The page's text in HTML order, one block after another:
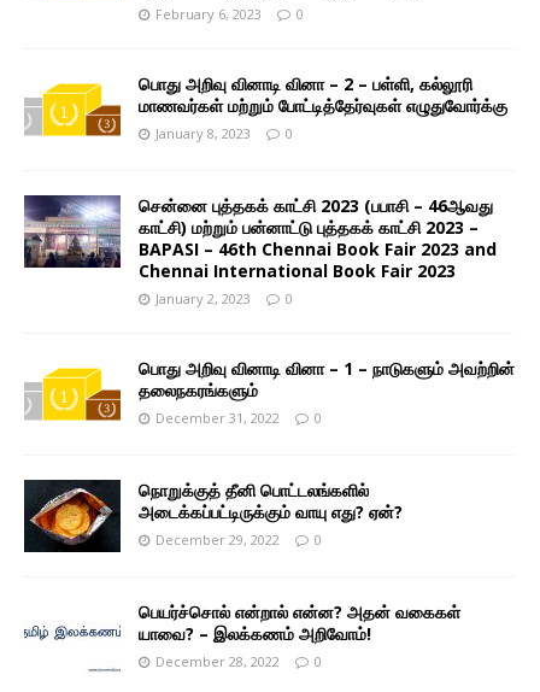
February 6, 2023 0
பொது அறிவு வினாடி வினா – 2 – பள்ளி, கல்லூரி
மாணவர்கள் மற்றும் போட்டித்தேர்வுகள் எழுதுவோர்க்கு
January 8, 2023 0
சென்னை புத்தகக் காட்சி 2023 (பபாசி – 46ஆவது
காட்சி) மற்றும் பன்னாட்டு புத்தகக் காட்சி 2023 –
BAPASI – 46th Chennai Book Fair 2023 and
Chennai International Book Fair 2023
January 2, 2023 0
பொது அறிவு வினாடி வினா – 1 – நாடுகளும் அவற்றின்
தலைநகரங்களும்
December 31, 2022 0
நொறுக்குத் தீனி பொட்டலங்களில்
அடைக்கப்பட்டிருக்கும் வாயு எது? ஏன்?
December 29, 2022 0
பெயர்ச்சொல் என்றால் என்ன? அதன் வகைகள்
யாவை? – இலக்கணம் அறிவோம்!
December 28, 2022 0